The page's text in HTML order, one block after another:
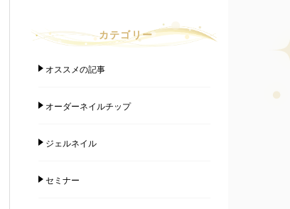
カテゴリー
オススメの記事
オーダーネイルチップ
ジェルネイル
セミナー